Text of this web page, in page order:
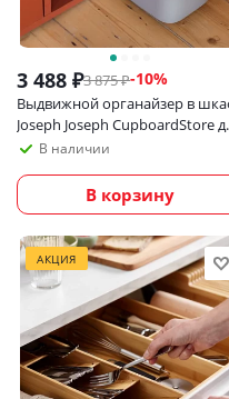
3 488 ₽3 875₽-10%
Выдвижной органайзер в
Joseph Joseph CupboardStore
бытовой химии, спреев, губок и
В наличии
В корзину
АКЦИЯ